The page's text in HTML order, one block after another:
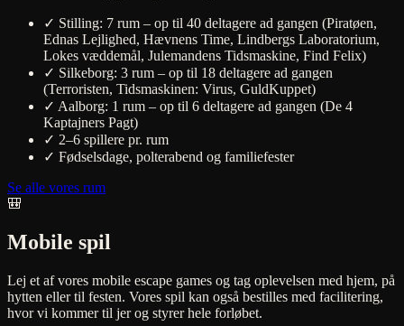
✓ Stilling: 7 rum – op til 40 deltagere ad gangen (Piratøen,
Ednas Lejlighed, Hævnens Time, Lindbergs Laboratorium,
Lokes væddemål, Julemandens Tidsmaskine, Find Felix)
✓ Silkeborg: 3 rum – op til 18 deltagere ad gangen
(Terroristen, Tidsmaskinen: Virus, GuldKuppet)
✓ Aalborg: 1 rum – op til 6 deltagere ad gangen (De 4
Kaptajners Pagt)
✓ 2–6 spillere pr. rum
✓ Fødselsdage, polterabend og familiefester
Se alle vores rum
🎒
Mobile spil
Lej et af vores mobile escape games og tag oplevelsen med hjem, på
hytten eller til festen. Vores spil kan også bestilles med facilitering,
hvor vi kommer til jer og styrer hele forløbet.